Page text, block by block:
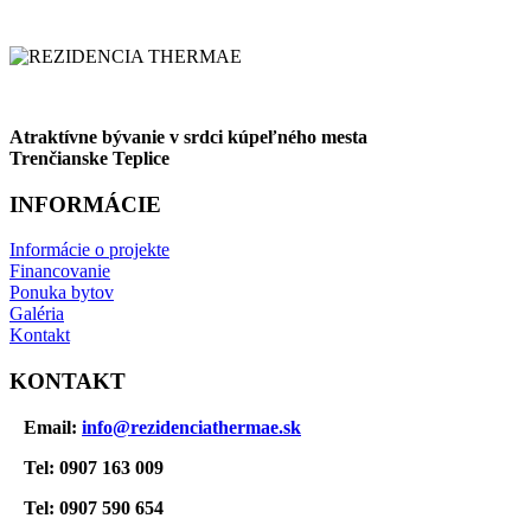
Atraktívne bývanie v srdci kúpeľného mesta
Trenčianske Teplice
INFORMÁCIE
Informácie o projekte
Financovanie
Ponuka bytov
Galéria
Kontakt
KONTAKT
Email: info@rezidenciathermae.sk
Tel: 0907 163 009
Tel: 0907 590 654